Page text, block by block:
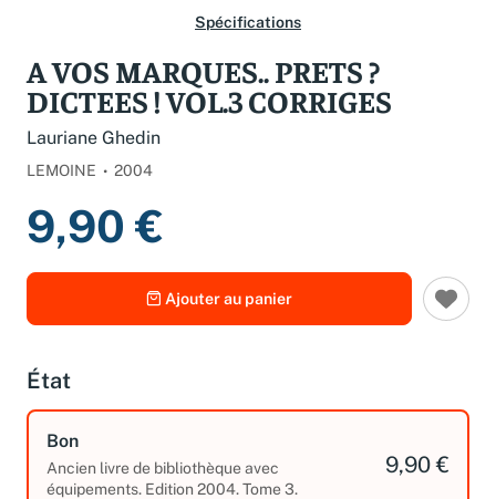
Spécifications
A VOS MARQUES.. PRETS ?
DICTEES ! VOL.3 CORRIGES
Lauriane Ghedin
LEMOINE 2004
9,90 €
Ajouter au panier
État
Bon
Ancien livre de bibliothèque avec
équipements. Edition 2004. Tome 3.
9,90 €